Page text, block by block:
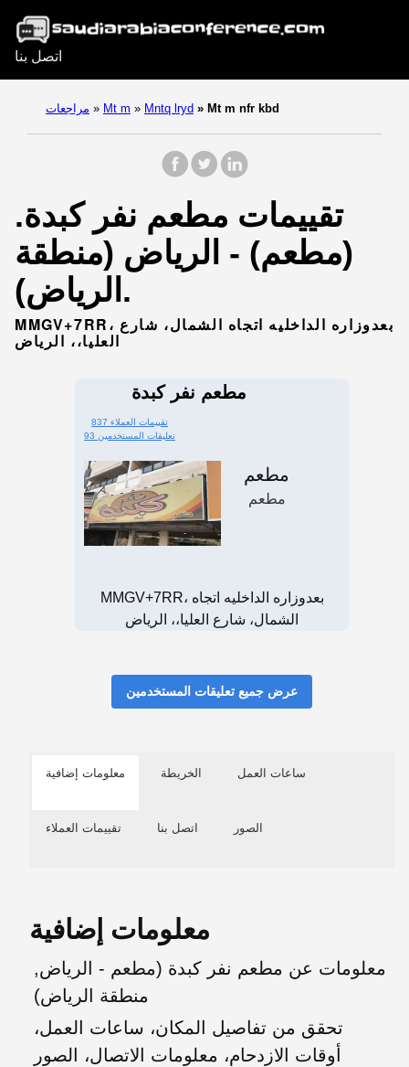
اتصل بنا
مراجعات » Mt m » Mntq lryd » Mt m nfr kbd
تقييمات مطعم نفر كبدة.
(مطعم) - الرياض (منطقة
الرياض).
MMGV+7RR، بعدوزاره الداخليه اتجاه الشمال، شارع
العليا،، الرياض
مطعم نفر كبدة
837 تقييمات العملاء
93 تعليقات المستخدمين
مطعم
مطعم
MMGV+7RR، بعدوزاره الداخليه اتجاه
الشمال، شارع العليا،، الرياض
عرض جميع تعليقات المستخدمين
معلومات إضافية الخريطة ساعات العمل
تقييمات العملاء اتصل بنا الصور
معلومات إضافية
معلومات عن مطعم نفر كبدة (مطعم - الرياض,
منطقة الرياض)
تحقق من تفاصيل المكان، ساعات العمل،
أوقات الازدحام، معلومات الاتصال، الصور